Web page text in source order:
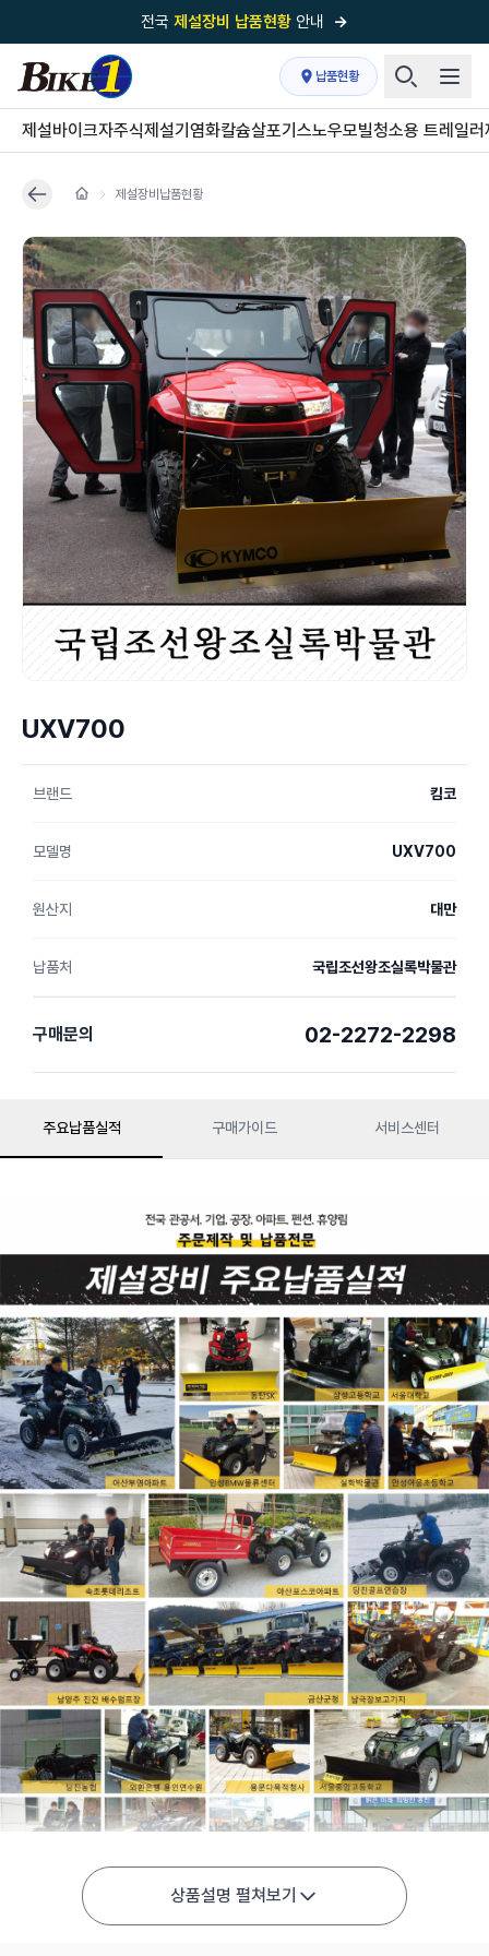
전국 제설장비 납품현황 안내 →
국내 1위 제설장비 제작 전문업체 (주)바이크원
제설 현장의 정답!다목적 차량의 표준!
전국제설장비 납품현황안내→
'국내 유일'의
전국이 선택한제설·다목적 장비 전문기업
납품현황
제설바이크자주식제설기 염화칼슘살포기 스노우모빌청소용 트레일러
제설장비납품현황
UXV700
브랜드 킴코
모델명 UXV700
원산지 대만
납품처 국립조선왕조실록박물관
구매문의 02-2272-2298
주요납품실적 구매가이드 서비스센터
상품설명 펼쳐보기